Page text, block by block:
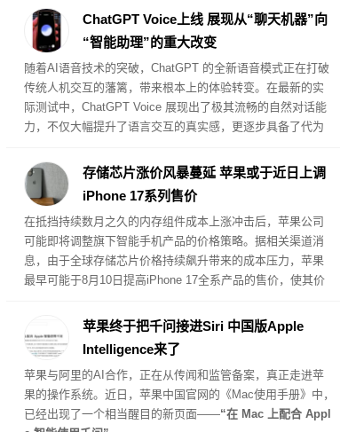
ChatGPT Voice上线 展现从“聊天机器”向
“智能助理”的重大改变
随着AI语音技术的突破，ChatGPT 的全新语音模式正在打破
传统人机交互的藩篱，带来根本上的体验转变。在最新的实
际测试中，ChatGPT Voice 展现出了极其流畅的自然对话能
力，不仅大幅提升了语言交互的真实感，更逐步具备了代为
存储芯片涨价风暴蔓延 苹果或于近日上调
iPhone 17系列售价
在抵挡持续数月之久的内存组件成本上涨冲击后，苹果公司
可能即将调整旗下智能手机产品的价格策略。据相关渠道消
息，由于全球存储芯片价格持续飙升带来的成本压力，苹果
最早可能于8月10日提高iPhone 17全系产品的售价，使其价
苹果终于把千问接进Siri 中国版Apple
Intelligence来了
苹果与阿里的AI合作，正在从传闻和监管备案，真正走进苹
果的操作系统。近日，苹果中国官网的《Mac使用手册》中，
已经出现了一个相当醒目的新页面——“在 Mac 上配合 Appl